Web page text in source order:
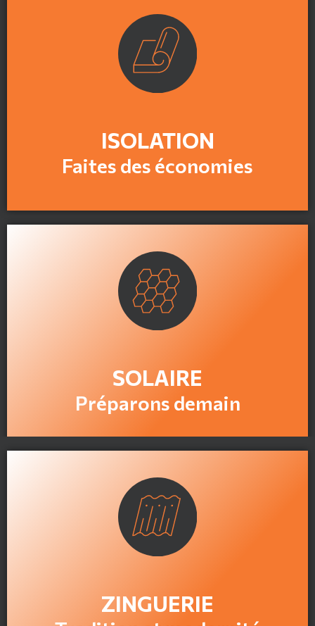
ISOLATION
Faites des économies
SOLAIRE
Préparons demain
ZINGUERIE